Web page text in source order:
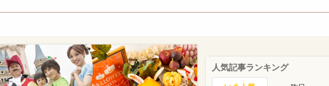
人気記事ランキング